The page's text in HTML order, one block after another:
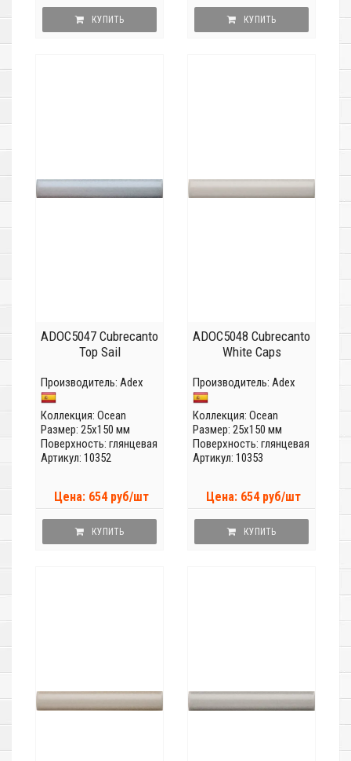
КУПИТЬ КУПИТЬ
ADOC5047 Cubrecanto
Top Sail
Производитель: Adex
Коллекция: Ocean
Размер: 25x150 мм
Поверхность: глянцевая
Артикул: 10352
Цена: 654 руб/шт
КУПИТЬ
ADOC5048 Cubrecanto
White Caps
Производитель: Adex
Коллекция: Ocean
Размер: 25x150 мм
Поверхность: глянцевая
Артикул: 10353
Цена: 654 руб/шт
КУПИТЬ